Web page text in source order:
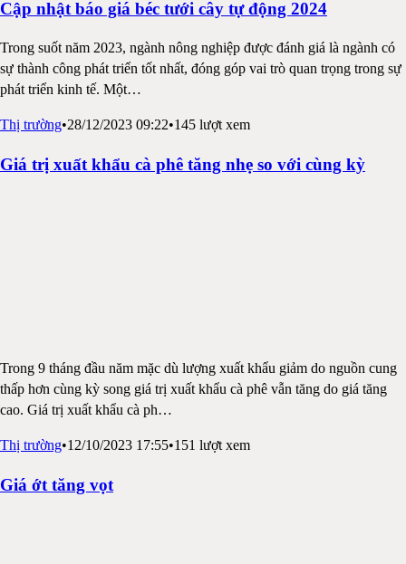
Cập nhật báo giá béc tưới cây tự động 2024
Trong suốt năm 2023, ngành nông nghiệp được đánh giá là ngành có
sự thành công phát triển tốt nhất, đóng góp vai trò quan trọng trong sự
phát triển kinh tế. Một…
Thị trường•28/12/2023 09:22•145 lượt xem
Giá trị xuất khẩu cà phê tăng nhẹ so với cùng kỳ
Trong 9 tháng đầu năm mặc dù lượng xuất khẩu giảm do nguồn cung
thấp hơn cùng kỳ song giá trị xuất khẩu cà phê vẫn tăng do giá tăng
cao. Giá trị xuất khẩu cà ph…
Thị trường•12/10/2023 17:55•151 lượt xem
Giá ớt tăng vọt